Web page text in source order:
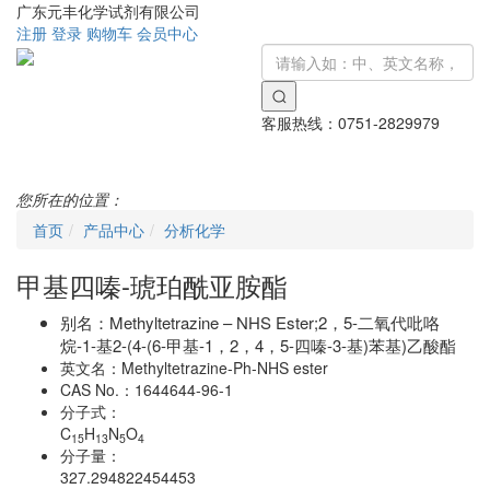
广东元丰化学试剂有限公司
注册 登录 购物车 会员中心
客服热线： 0751-2829979
您所在的位置：
首页
产品中心 分析化学
甲基四嗪-琥珀酰亚胺酯
别名： Methyltetrazine – NHS Ester;2，5-二氧代吡咯
烷-1-基2-(4-(6-甲基-1，2，4，5-四嗪-3-基)苯基)乙酸酯
英文名： Methyltetrazine-Ph-NHS ester
CAS No.： 1644644-96-1
分子式：
C15H13N5O4
分子量：
327.294822454453